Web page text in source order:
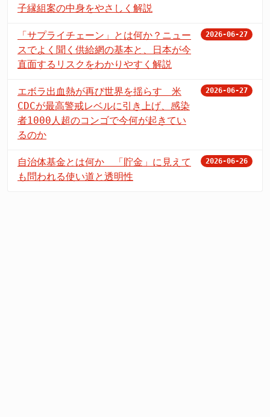
子縁組案の中身をやさしく解説
「サプライチェーン」とは何か？ニュー
スでよく聞く供給網の基本と、日本が今
直面するリスクをわかりやすく解説
2026-06-27
エボラ出血熱が再び世界を揺らす 米
CDCが最高警戒レベルに引き上げ、感染
者1000人超のコンゴで今何が起きてい
るのか
2026-06-27
自治体基金とは何か 「貯金」に見えて
も問われる使い道と透明性
2026-06-26